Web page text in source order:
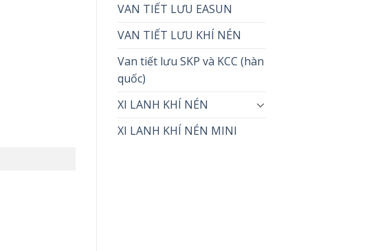
VAN TIẾT LƯU EASUN
VAN TIẾT LƯU KHÍ NÉN
Van tiết lưu SKP và KCC (hàn
quốc)
XI LANH KHÍ NÉN
XI LANH KHÍ NÉN MINI